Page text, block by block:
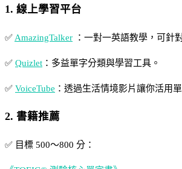
1. 線上學習平台
✅ AmazingTalker ：一對一英語教學，可針
✅ Quizlet ：多益單字分類與學習工具。
✅ VoiceTube ：透過生活情境影片讓你活用單
2. 書籍推薦
✅ 目標 500～800 分：